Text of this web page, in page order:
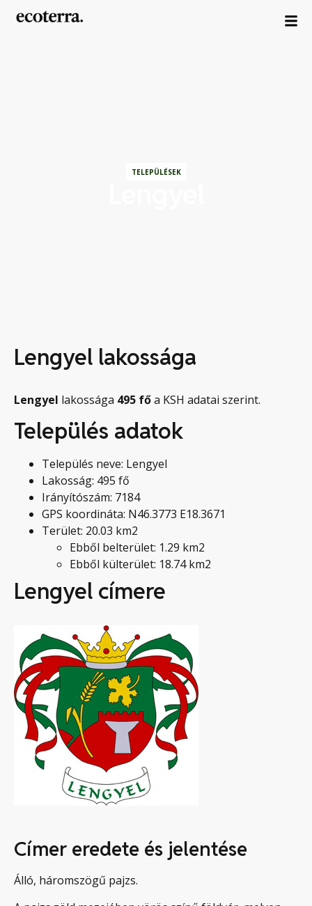
TELEPÜLÉSEK
Lengyel lakossága
Lengyel lakossága 495 főa KSH adatai szerint.
Település adatok
Település neve: Lengyel
Lakosság: 495 fő
Irányítószám: 7184
GPS koordináta: N46.3773 E18.3671
Terület: 20.03 km2
Ebből belterület: 1.29 km2
Ebből külterület: 18.74 km2
Lengyel címere
Címer eredete és jelentése
Álló, háromszögű pajzs.